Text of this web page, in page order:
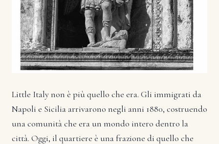
Little Italy non è più quello che era. Gli immigrati da
Napoli e Sicilia arrivarono negli anni 1880, costruendo
una comunità che era un mondo intero dentro la
città. Oggi, il quartiere è una frazione di quello che